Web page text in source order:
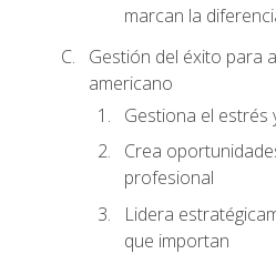
marcan la
Gestión del éxito para
americano
Gestiona el estrés
Crea
profesional
Lidera
que importan